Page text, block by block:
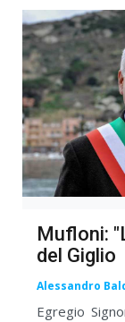
Mufloni:
del Giglio
Alessandro
Egregio